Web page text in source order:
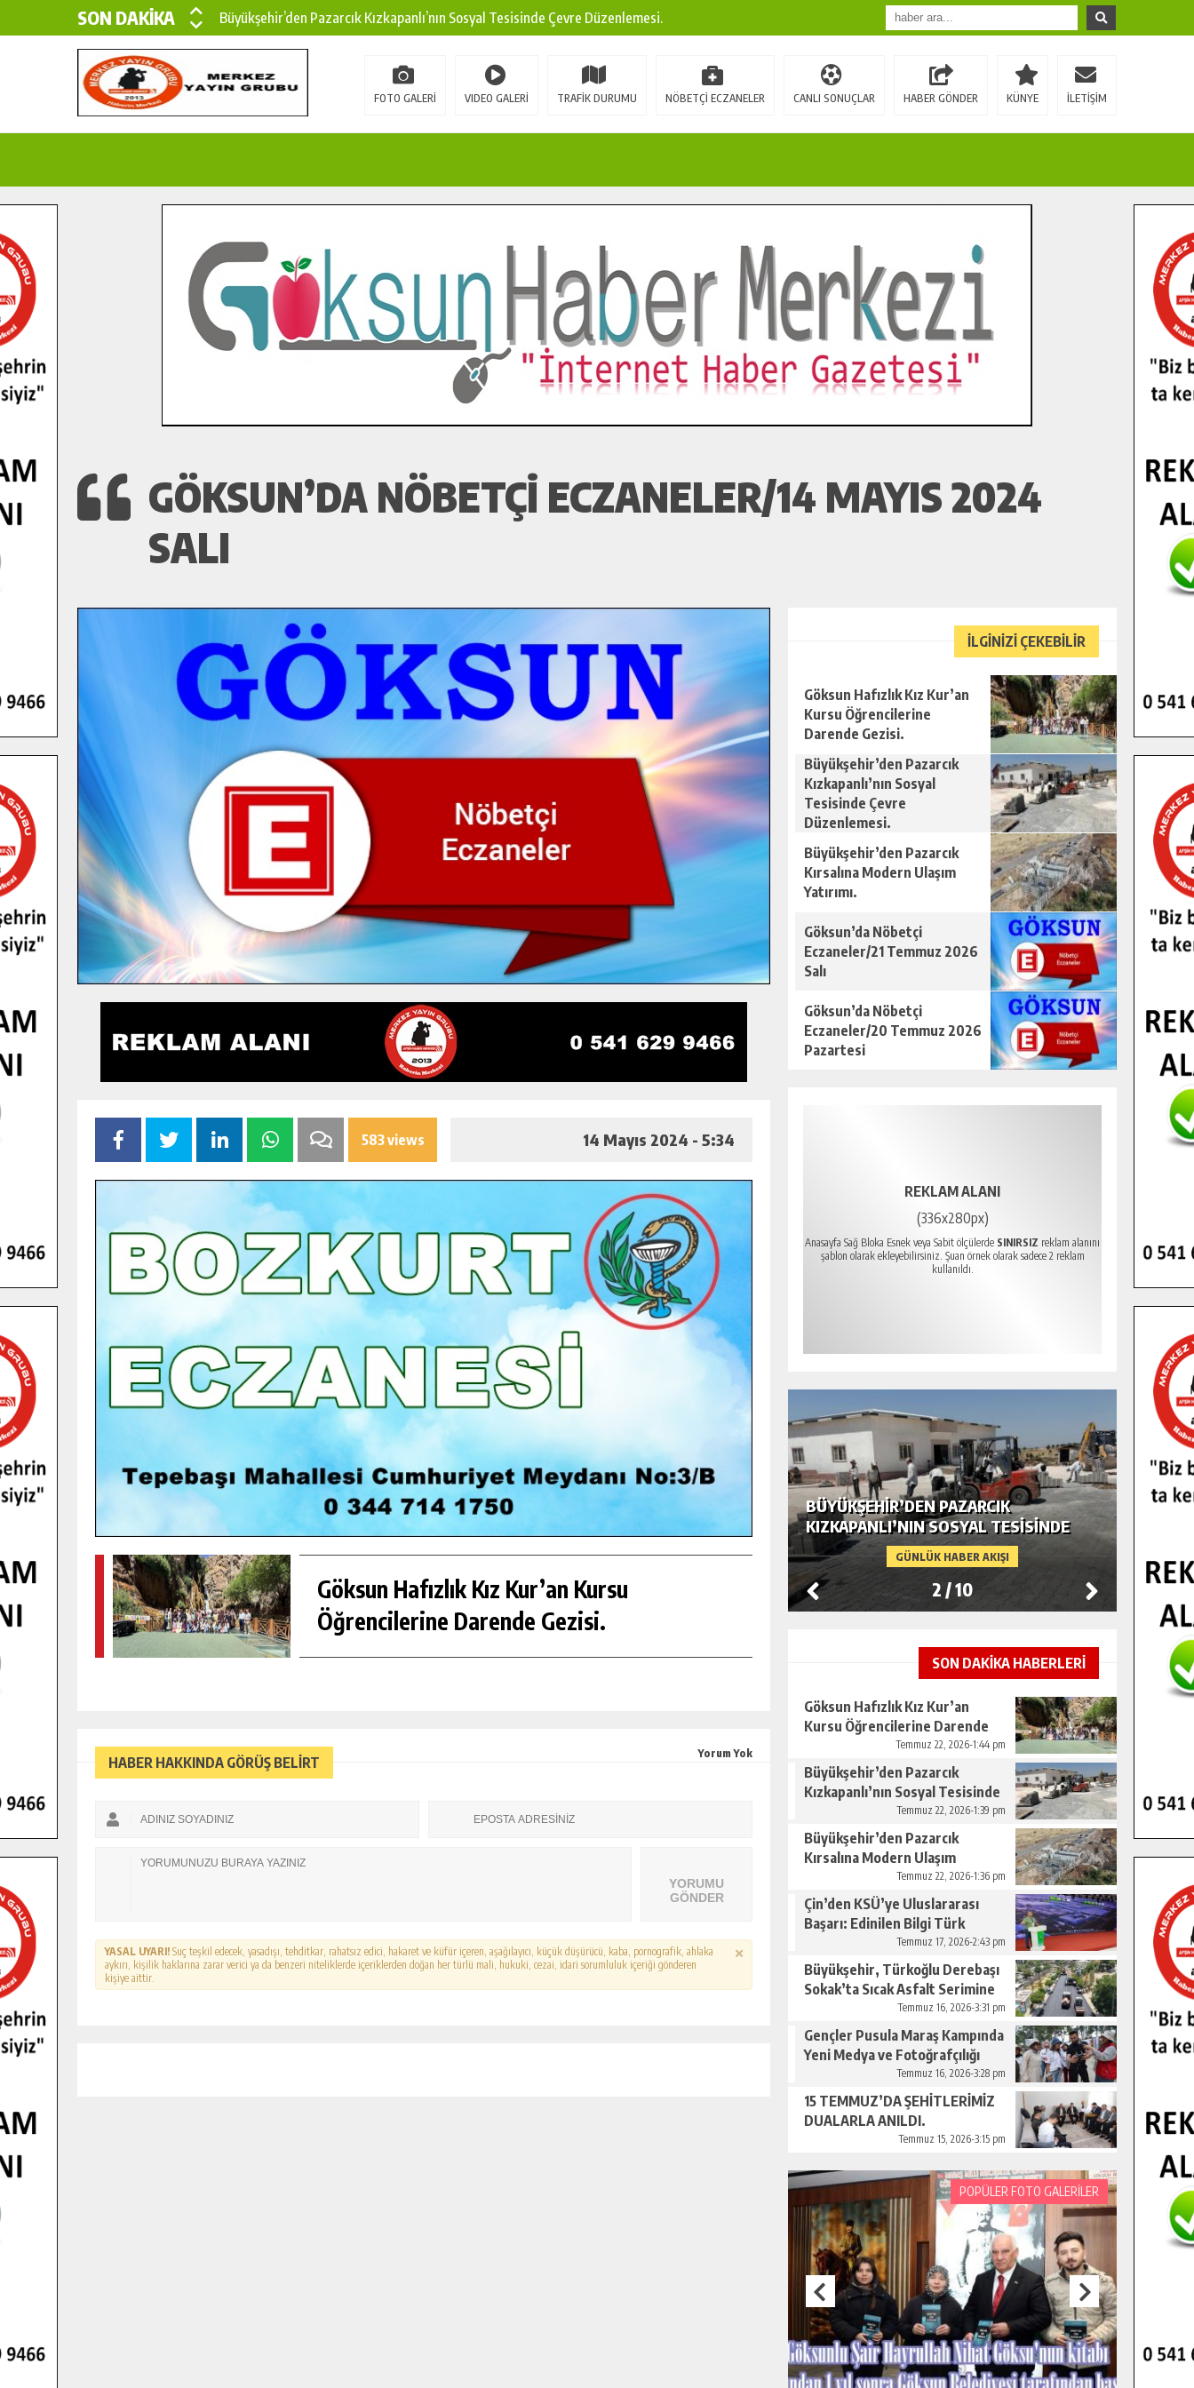
SON DAKİKA
Büyükşehir’den Pazarcık Kızkapanlı’nın Sosyal Tesisinde Çevre Düzenlemesi.
Büyükşehir’den Pazarcık Kırsalına Modern Ulaşım Yatırımı.
Çin’den KSÜ’ye Uluslararası Başarı: Edinilen Bilgi Türk Tarımına Katkı Sağlayacak.
İlçe Jandarma Komutanı Karakaya’dan Başkan Cüce’ye Veda Ziyareti.
Bertiz’in Yeni Köprüsünde Sona Doğru.
FOTO GALERİ VIDEO GALERİ TRAFİK DURUMU NÖBETÇİ ECZANELER CANLI SONUÇLAR HABER GÖNDER KÜNYE İLETİŞİM
GÖKSUN’DA NÖBETÇI ECZANELER/14 MAYIS 2024
SALI
583 views 14 Mayıs 2024 - 5:34
Göksun Hafızlık Kız Kur’an Kursu
Öğrencilerine Darende Gezisi.
HABER HAKKINDA GÖRÜŞ BELİRT
Yorum Yok
YORUMU
GÖNDER
YASAL UYARI! Suç teşkil edecek, yasadışı, tehditkar, rahatsız edici, hakaret ve küfür içeren, aşağılayıcı, küçük düşürücü, kaba, pornografik, ahlaka
aykırı, kişilik haklarına zarar verici ya da benzeri niteliklerde içeriklerden doğan her türlü mali, hukuki, cezai, idari sorumluluk içeriği gönderen
kişiye aittir.
İLGİNİZİ ÇEKEBİLİR
Göksun Hafızlık Kız Kur’an
Kursu Öğrencilerine
Darende Gezisi.
Büyükşehir’den Pazarcık
Kızkapanlı’nın Sosyal
Tesisinde Çevre
Düzenlemesi.
Büyükşehir’den Pazarcık
Kırsalına Modern Ulaşım
Yatırımı.
Göksun’da Nöbetçi
Eczaneler/21 Temmuz 2026
Salı
Göksun’da Nöbetçi
Eczaneler/20 Temmuz 2026
Pazartesi
REKLAM ALANI
(336x280px)
Anasayfa Sağ Bloka Esnek veya Sabit ölçülerde SINIRSIZ reklam alanını
şablon olarak ekleyebilirsiniz. Şuan örnek olarak sadece 2 reklam
kullanıldı.
GÜNLÜK HABER AKIŞI
GENÇLER PUSULA MARAŞ KAMPINDA
YENI MEDYA VE FOTOĞRAFÇILIĞI
GÜNLÜK HABER AKIŞI
GÖKSUN HAFIZLIK KIZ KUR’AN KURSU
ÖĞRENCILERINE DARENDE GEZISI.
GÜNLÜK HABER AKIŞI
BÜYÜKŞEHIR’DEN PAZARCIK
KIZKAPANLI’NIN SOSYAL TESISINDE
ÇEVRE DÜZENLEMESI.
2 /10
SON DAKİKA HABERLERİ
Göksun Hafızlık Kız Kur’an
Kursu Öğrencilerine Darende
Temmuz 22, 2026-1:44 pm
Büyükşehir’den Pazarcık
Kızkapanlı’nın Sosyal Tesisinde
Çevre Düzenlemesi.Temmuz 22, 2026-1:39 pm
Büyükşehir’den Pazarcık
Kırsalına Modern Ulaşım
Temmuz 22, 2026-1:36 pm
Çin’den KSÜ’ye Uluslararası
Başarı: Edinilen Bilgi Türk
Tarımına Katkı Sağlayacak.
Temmuz 17, 2026-2:43 pm
Büyükşehir, Türkoğlu Derebaşı
Sokak’ta Sıcak Asfalt Serimine
Temmuz 16, 2026-3:31 pm
Gençler Pusula Maraş Kampında
Yeni Medya ve Fotoğrafçılığı
Temmuz 16, 2026-3:28 pm
15 TEMMUZ’DA ŞEHİTLERİMİZ
DUALARLA ANILDI.
Temmuz 15, 2026-3:15 pm
POPÜLER FOTO GALERİLER